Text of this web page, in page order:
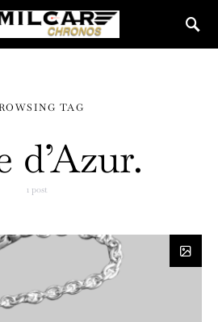
TAG
d’Azur.
1 post